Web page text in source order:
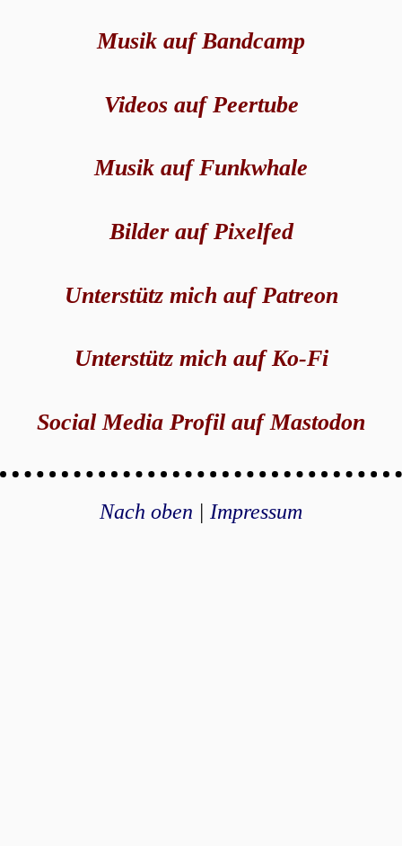
Musik auf Bandcamp
Videos auf Peertube
Musik auf Funkwhale
Bilder auf Pixelfed
Unterstütz mich auf Patreon
Unterstütz mich auf Ko-Fi
Social Media Profil auf Mastodon
Nach oben | Impressum